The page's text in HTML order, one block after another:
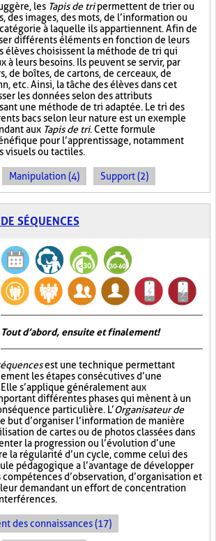
les Tapis de tripermettent de trier ou
des images, des mots, de l’information ou
à laquelle ils appartiennent. Afin de
différents éléments en fonction de leurs
élèves choisissent la méthode de tri qui
à leurs besoins. Ils peuvent se servir, par
de boîtes, de cartons, de cerceaux, de
etc. Ainsi, la tâche des élèves dans cet
les données selon des attributs
une méthode de tri adaptée. Le tri des
bacs selon leur nature est un exemple
aux Tapis de tri. Cette formule
pour l’apprentissage, notamment
visuels ou tactiles.
Manipulation (4) Support (2)
SÉQUENCES
Tout d’abord, ensuite et finalement!
est une technique permettant
les étapes consécutives d’une
s’applique généralement aux
différentes phases qui mènent à un
particulière. L’Organisateur de
but d’organiser l’information de manière
de cartes ou de photos classées dans
la progression ou l’évolution d’une
la régularité d’un cycle, comme celui des
pédagogique a l’avantage de développer
d’observation, d’organisation et
demandant un effort de concentration
des connaissances (17)